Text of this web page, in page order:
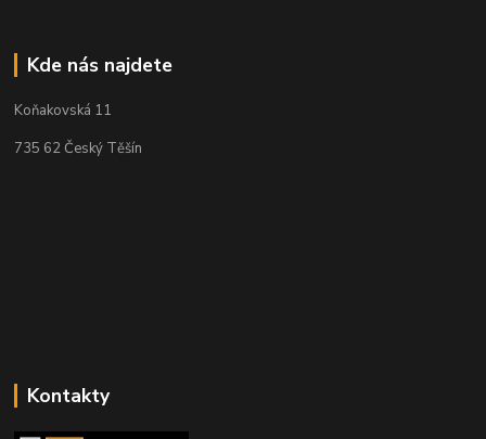
Kde nás najdete
Koňakovská 11
735 62 Český Těšín
Kontakty